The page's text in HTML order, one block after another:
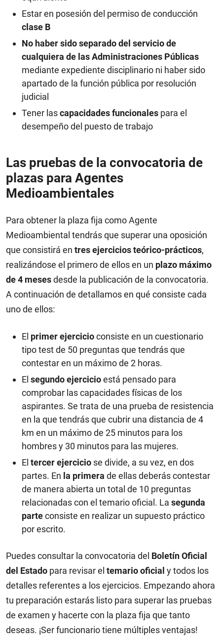
Estar en posesión del permiso de conducción
clase B
No haber sido separado del servicio de
cualquiera de las Administraciones Públicas
mediante expediente disciplinario ni haber sido
apartado de la función pública por resolución
judicial
Tener lascapacidades funcionales para el
desempeño del puesto de trabajo
Las pruebas de la convocatoria de
plazas para Agentes
Medioambientales
Para obtener la plaza fija como Agente
Medioambiental tendrás que superar una oposición
que consistirá en tres ejercicios teórico-prácticos,
realizándose el primero de ellos en un plazo máximo
de 4 mesesdesde la publicación de la convocatoria.
A continuación de detallamos en qué consiste cada
uno de ellos:
El primer ejercicioconsiste en un cuestionario
tipo test de 50 preguntas que tendrás que
contestar en un máximo de 2 horas.
El segundo ejercicioestá pensado para
comprobar las capacidades físicas de los
aspirantes. Se trata de una prueba de resistencia
en la que tendrás que cubrir una distancia de 4
km en un máximo de 25 minutos para los
hombres y 30 minutos para las mujeres.
El tercer ejercicio se divide, a su vez, en dos
partes. En la primera de ellas deberás contestar
de manera abierta un total de 10 preguntas
relacionadas con el temario oficial. La segunda
parteconsiste en realizar un supuesto práctico
por escrito.
Puedes consultar la convocatoria del Boletín Oficial
del Estado para revisar el temario oficial y todos los
detalles referentes a los ejercicios. Empezando ahora
tu preparación estarás listo para superar las pruebas
de examen y hacerte con la plaza fija que tanto
deseas. ¡Ser funcionario tiene múltiples ventajas!